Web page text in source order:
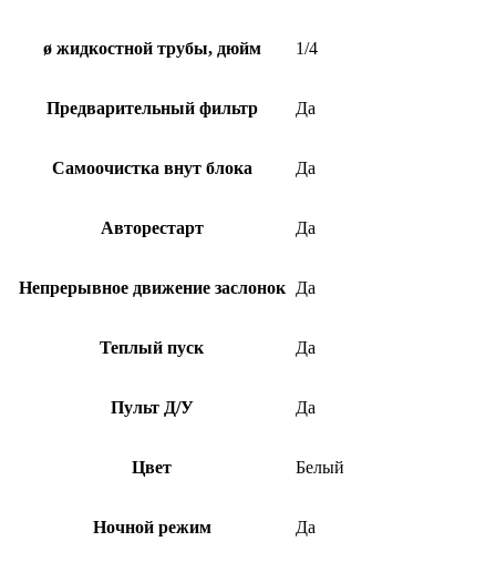
ø жидкостной трубы, дюйм 1/4
Предварительный фильтр Да
Самоочистка внут блока Да
Авторестарт Да
Непрерывное движение заслонок Да
Теплый пуск Да
Пульт Д/У Да
Цвет Белый
Ночной режим Да